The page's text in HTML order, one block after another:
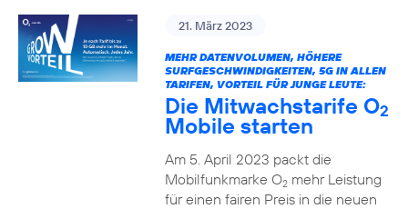
21. März 2023
MEHR DATENVOLUMEN, HÖHERE
SURFGESCHWINDIGKEITEN, 5G IN ALLEN
TARIFEN, VORTEIL FÜR JUNGE LEUTE:
Die Mitwachstarife O2
Mobile starten
Am 5. April 2023 packt die
Mobilfunkmarke O2mehr Leistung
für einen fairen Preis in die neuen